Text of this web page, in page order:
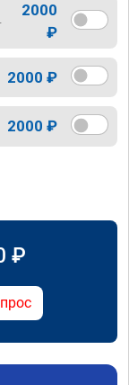
2000
₽
2000 ₽
2000 ₽
₽